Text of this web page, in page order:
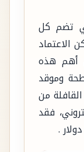
تضم كل
الاعتماد
أهم هذه
وموقد
من
فقد